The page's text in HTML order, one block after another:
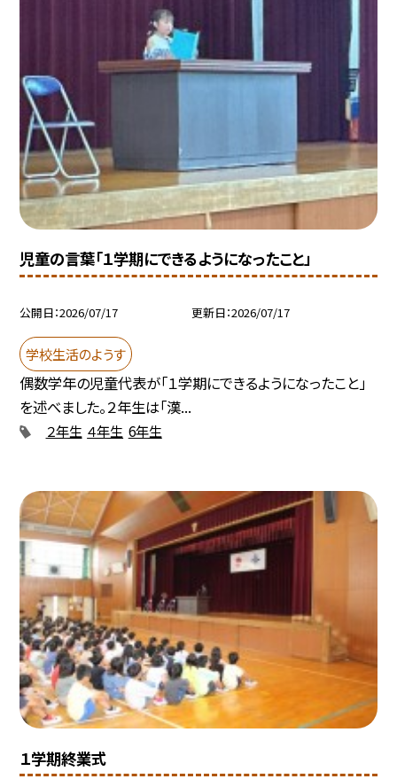
児童の言葉「１学期にできるようになったこと」
公開日 2026/07/17 更新日 2026/07/17
学校生活のようす
偶数学年の児童代表が「１学期にできるようになったこと」
を述べました。２年生は「漢...
２年生 ４年生 6年生
１学期終業式